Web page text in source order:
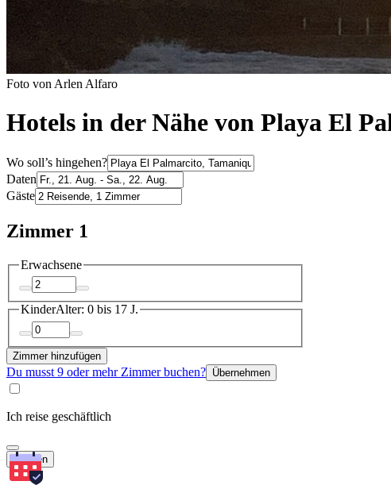
Foto von Arlen Alfaro
Hotels in der Nähe von Playa El
Wo soll’s hingehen?
Daten
Gäste
Zimmer 1
Erwachsene
KinderAlter: 0 bis 17 J.
Zimmer hinzufügen
Du musst 9 oder mehr Zimmer buchen? Übernehmen
Ich reise geschäftlich
Suchen